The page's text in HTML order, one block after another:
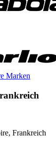
Marken
Frankreich